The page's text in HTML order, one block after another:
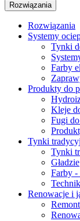
Rozwiązania
Rozwiązania
Systemy
Tynki
Farby
Produkty do
Kleje
Fugi
Tynki
Tynki
Gładzie
Farby -
Renowacje i
Remont